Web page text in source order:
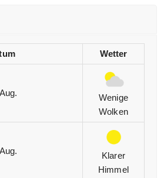
Wetter
Wenige
Wolken
Klarer
Himmel